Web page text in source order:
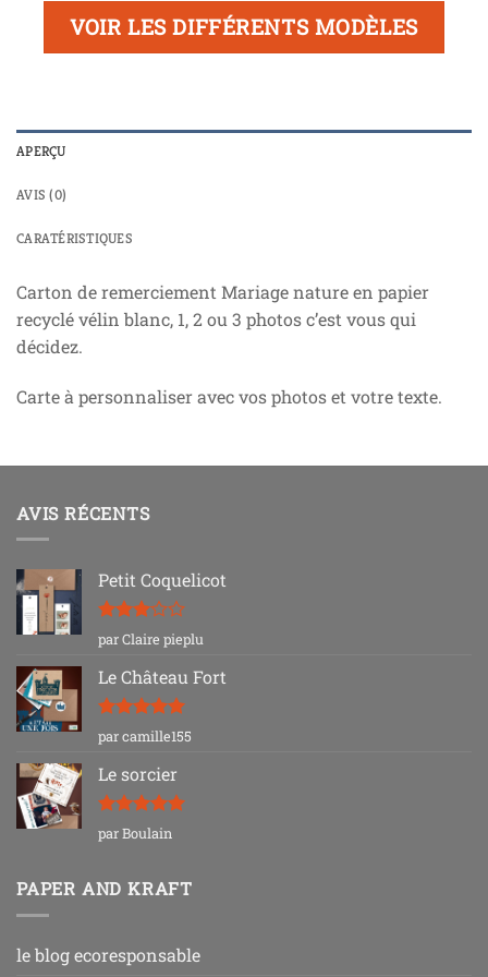
VOIR LES DIFFÉRENTS MODÈLES
APERÇU
AVIS (0)
CARATÉRISTIQUES
Carton de remerciement Mariage nature en papier
recyclé vélin blanc, 1, 2 ou 3 photos c’est vous qui
décidez.
Carte à personnaliser avec vos photos et votre texte.
AVIS RÉCENTS
Petit Coquelicot
Note3
sur 5
par Claire pieplu
Le Château Fort
Note5sur
5
par camille155
Le sorcier
Note5sur
5
par Boulain
PAPER AND KRAFT
le blog ecoresponsable